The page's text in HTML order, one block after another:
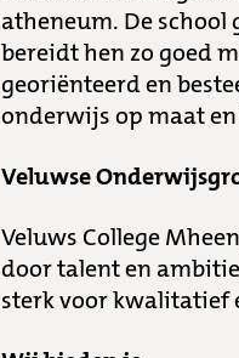
atheneum. De
bereidt hen zo goed
georiënteerd en
onderwijs op maat
Veluwse
Veluws College
door talent en
sterk voor kwalitatief